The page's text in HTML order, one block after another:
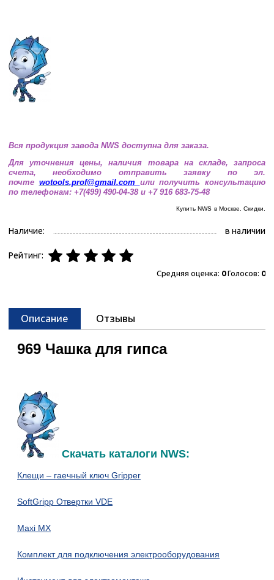
Вся продукция завода NWS доступна для заказа.
Для уточнения цены, наличия товара на складе, запроса
счета, необходимо отправить заявку по эл.
почте wotools.prof@gmail.com или получить консультацию
по телефонам: +7(499) 490-04-38 и +7 916 683-75-48
Купить NWS в Москве. Скидки.
Наличие: в наличии
Рейтинг:
Средняя оценка: 0Голосов: 0
Описание Отзывы
969 Чашка для гипса
Скачать каталоги NWS:
Клещи – гаечный ключ Gripper
SoftGripp Отвертки VDE
Maxi MX
Комплект для подключения электрооборудования